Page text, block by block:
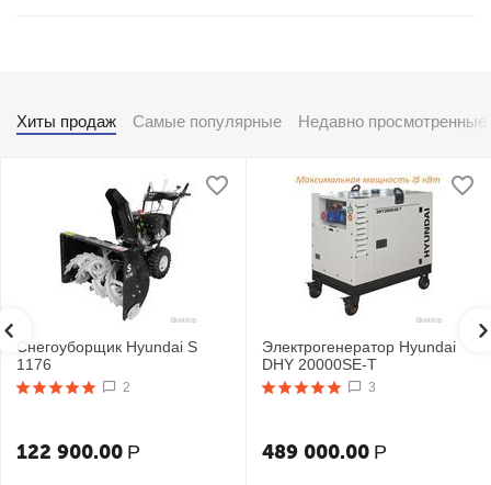
Хиты продаж Самые популярные Недавно просмотренные
Снегоуборщик Hyundai S
1176
2
122 900.00 Р
Электрогенератор Hyundai
DHY 20000SE-T
3
489 000.00 Р